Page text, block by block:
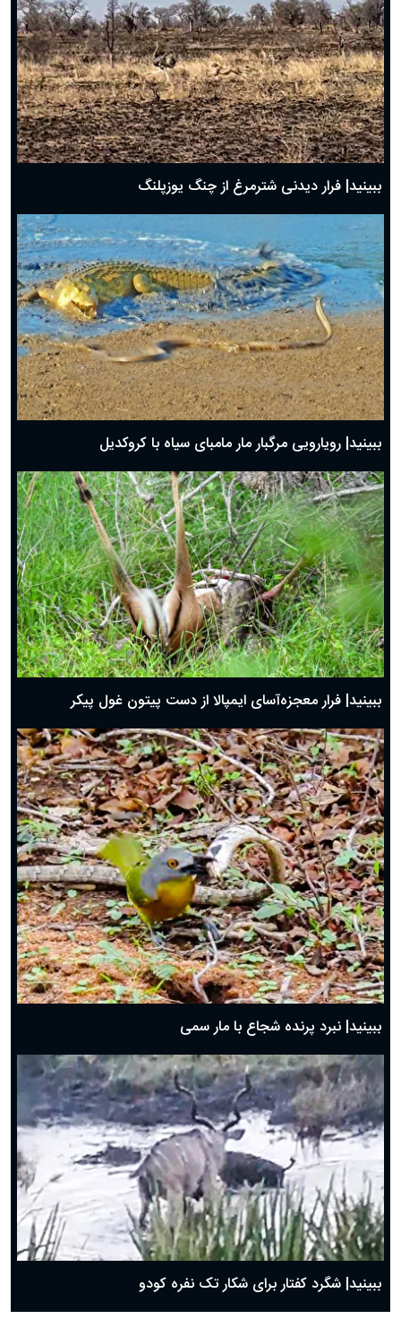
ببینید| فرار دیدنی شترمرغ از چنگ یوزپلنگ
ببینید| رویارویی مرگبار مار مامبای سیاه با کروکدیل
ببینید| فرار معجزه‌آسای ایمپالا از دست پیتون غول پیکر
ببینید| نبرد پرنده شجاع با مار سمی
ببینید| شگرد کفتار برای شکار تک نفره کودو